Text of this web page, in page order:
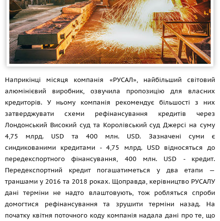
Наприкінці місяця компанія «РУСАЛ», найбільший світовий
алюмінієвий виробник, озвучила пропозицію для власних
кредиторів. У ньому компанія рекомендує більшості з них
затверджувати схеми рефінансування кредитів через
Лондонський Високий суд та Королівський суд Джерсі на суму
4,75 млрд. USD та 400 млн. USD. Зазначені суми є
синдикованими кредитами - 4,75 млрд. USD відносяться до
передекспортного фінансування, 400 млн. USD - кредит.
Передекспортний кредит погашатиметься у два етапи —
траншами у 2016 та 2018 роках. Щоправда, керівництво РУСАЛУ
дані терміни не надто влаштовують, тож робляться спроби
домогтися рефінансування та зрушити терміни назад. На
початку квітня поточного коду компанія надала дані про те, що